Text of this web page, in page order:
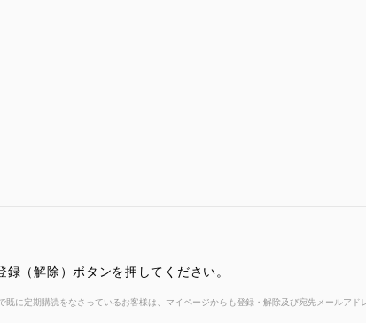
（解除）ボタンを押してください。
定期購読をなさっているお客様は、マイページからも登録・解除及び宛先メールアド